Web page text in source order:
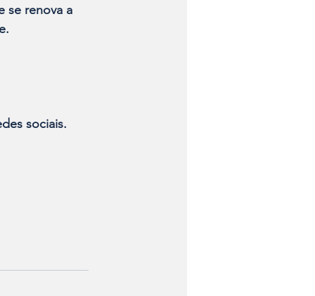
se renova a
sociais.